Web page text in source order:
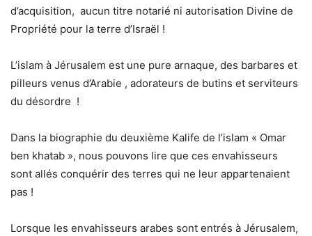
d’acquisition, aucun titre notarié ni autorisation Divine de
Propriété pour la terre d’Israël !
L’islam à Jérusalem est une pure arnaque, des barbares et
pilleurs venus d’Arabie , adorateurs de butins et serviteurs
du désordre !
Dans la biographie du deuxième Kalife de l’islam « Omar
ben khatab », nous pouvons lire que ces envahisseurs
sont allés conquérir des terres qui ne leur appartenaient
pas !
Lorsque les envahisseurs arabes sont entrés à Jérusalem,